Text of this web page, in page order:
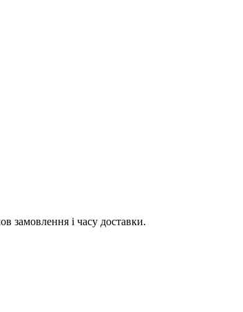
замовлення і часу доставки.